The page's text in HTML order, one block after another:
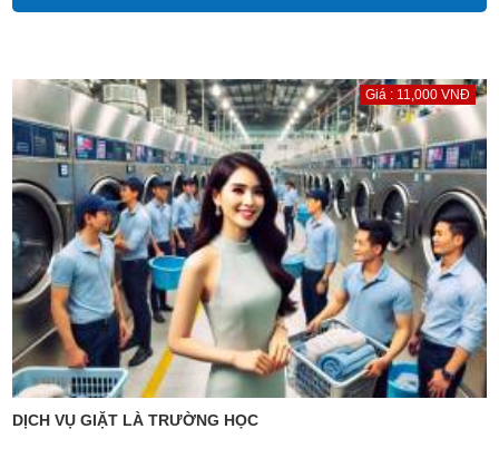
Giá : 11,000 VNĐ
DỊCH VỤ GIẶT LÀ TRƯỜNG HỌC